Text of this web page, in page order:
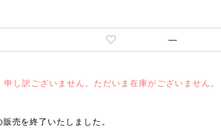
—
申し訳ございません。ただいま在庫がございません。
売を終了いたしました。